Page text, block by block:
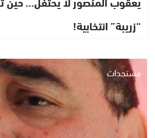
“زريبة” انتخابية!
مستجدات